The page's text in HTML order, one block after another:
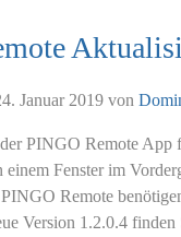
Januar 2019 von
PINGO Remote
Fenster im
Remote
Version 1.2.0.4 finden